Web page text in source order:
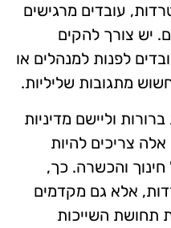
עובדים מרגישים
יש צורך להקים
לפנות למנהלים או
מתגובות שליליות.
וליישם מדיניות
צריכים להיות
חינוך והכשרה. כך,
אלא גם מקדמים
תחושת השייכות